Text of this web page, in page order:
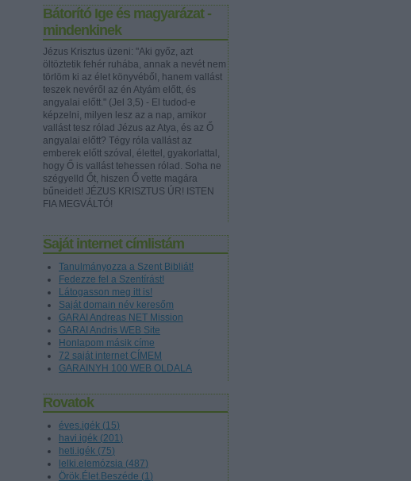
Bátorító Ige és magyarázat -
mindenkinek
Jézus Krisztus üzeni: "Aki győz, azt
öltöztetik fehér ruhába, annak a nevét nem
törlöm ki az élet könyvéből, hanem vallást
teszek nevéről az én Atyám előtt, és
angyalai előtt." (Jel 3,5) - El tudod-e
képzelni, milyen lesz az a nap, amikor
vallást tesz rólad Jézus az Atya, és az Ő
angyalai előtt? Tégy róla vallást az
emberek előtt szóval, élettel, gyakorlattal,
hogy Ő is vallást tehessen rólad. Soha ne
szégyelld Őt, hiszen Ő vette magára
bűneidet! JÉZUS KRISZTUS ÚR! ISTEN
FIA MEGVÁLTÓ!
Saját internet címlistám
Tanulmányozza a Szent Bibliát!
Fedezze fel a Szentírást!
Látogasson meg itt is!
Saját domain név keresőm
GARAI Andreas NET Mission
GARAI Andris WEB Site
Honlapom másik címe
72 saját internet CÍMEM
GARAINYH 100 WEB OLDALA
Rovatok
éves.igék (15)
havi.igék (201)
heti.igék (75)
lelki.elemózsia (487)
Örök.Élet.Beszéde (1)